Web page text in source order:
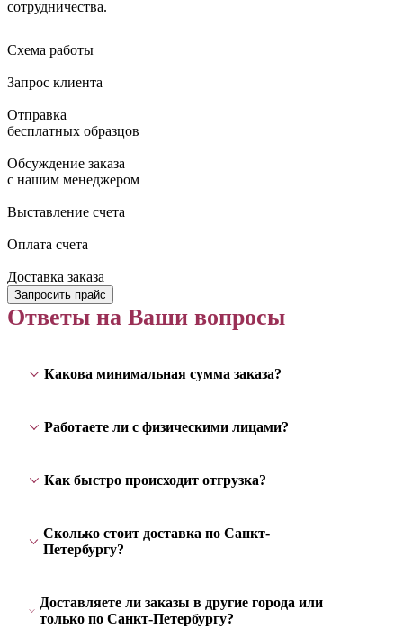
сотрудничества.
Схема работы
Запрос клиента
Отправка
бесплатных образцов
Обсуждение заказа
с нашим менеджером
Выставление счета
Оплата счета
Доставка заказа
Запросить прайс
Ответы на Ваши вопросы
Какова минимальная сумма заказа?
Работаете ли с физическими лицами?
Как быстро происходит отгрузка?
Сколько стоит доставка по Санкт-
Петербургу?
Доставляете ли заказы в другие города или
только по Санкт-Петербургу?